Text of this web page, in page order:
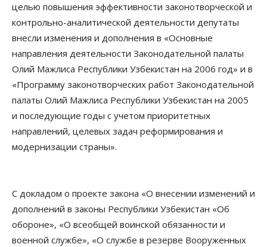
целью повышения эффективности законотворческой и
контрольно-аналитической деятельности депутаты
внесли изменения и дополнения в «Основные
направления деятельности Законодательной палаты
Олий Мажлиса Республики Узбекистан на 2006 год» и в
«Программу законотворческих работ Законодательной
палаты Олий Мажлиса Республики Узбекистан на 2005
и последующие годы с учетом приоритетных
направлений, целевых задач реформирования и
модернизации страны».
С докладом о проекте закона «О внесении изменений и
дополнений в законы Республики Узбекистан «Об
обороне», «О всеобщей воинской обязанности и
военной службе», «О службе в резерве Вооруженных